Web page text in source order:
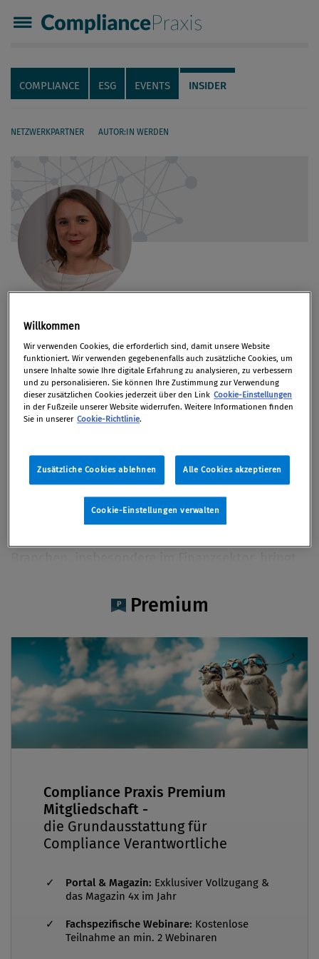
Compliance Praxis
Servicenavigation
Navigation
COMPLIANCE ESG EVENTS INSIDER
NETZWERKPARTNER AUTOR:IN WERDEN
Solveig Boyer MSc
Artikel auf Xing teilen
Artikel auf linkedIn teilen
Artikel auf Facebook teilen
Artikellink kopieren
Artikel per Mail teilen
Vita
Solveig Boyer, MSc, ist Expertin für Compliance
und Nachhaltigkeit mit besonderem Fokus auf
die Implementierung und Berichterstattung
gemäß den ESRS-Standards. Mit ihrer
Weitblick ein. Vor ihrer aktuellen Tätigkeit bei
Deloitte war sie als APAC Compliance Analyst für
ein renommiertes europäisches
Finanzunternehmen in Singapur tätig und
sammelte dort wertvolle Einblicke in
regulatorische Compliance. Darüber hinaus
arbeitete sie bei den Vereinten Nationen in Genf,
wo sie maßgeblich zur Förderung der grünen
Wirtschaft, nachhaltiger Entwicklung und grüner
Premium
Compliance Praxis Premium
Mitgliedschaft -
die Grundausstattung für
Compliance Verantwortliche
Portal & Magazin: Exklusiver Vollzugang &
das Magazin 4x im Jahr
Fachspezifische Webinare: Kostenlose
Teilnahme an min. 2 Webinaren
Willkommen
Wir verwenden Cookies, die erforderlich sind, damit unsere Website
funktioniert. Wir verwenden gegebenenfalls auch zusätzliche Cookies, um
unsere Inhalte sowie Ihre digitale Erfahrung zu analysieren, zu verbessern
und zu personalisieren. Sie können Ihre Zustimmung zur Verwendung
dieser zusätzlichen Cookies jederzeit über den Link Cookie-Einstellungen
in der Fußzeile unserer Website widerrufen. Weitere Informationen finden
Sie in unserer Cookie-Richtlinie.
Zusätzliche Cookies ablehnen Alle Cookies akzeptieren
Cookie-Einstellungen verwalten